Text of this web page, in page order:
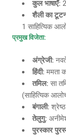
कुल भाषाएँ:
शैली का
1 साहित्यिक
प्रमुख विजेता:
अंग्रेजी:
हिंदी: ममता
तमिल: सा
(साहित्यिक
बंगाली:
तेलुगु:
पुरस्कार